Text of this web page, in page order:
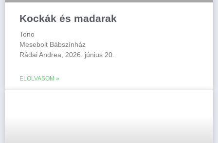
Kockák és madarak
Tono
Mesebolt Bábszínház
Rádai Andrea, 2026. június 20.
ELOLVASOM »